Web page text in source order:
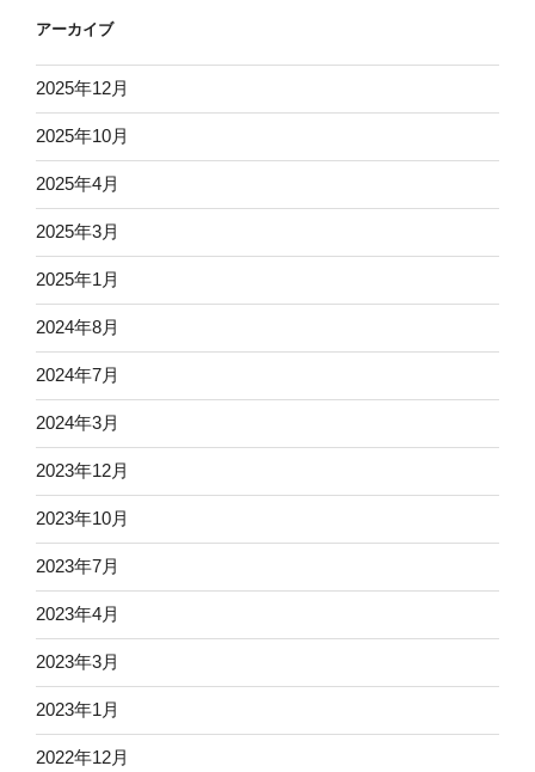
アーカイブ
2025年12月
2025年10月
2025年4月
2025年3月
2025年1月
2024年8月
2024年7月
2024年3月
2023年12月
2023年10月
2023年7月
2023年4月
2023年3月
2023年1月
2022年12月